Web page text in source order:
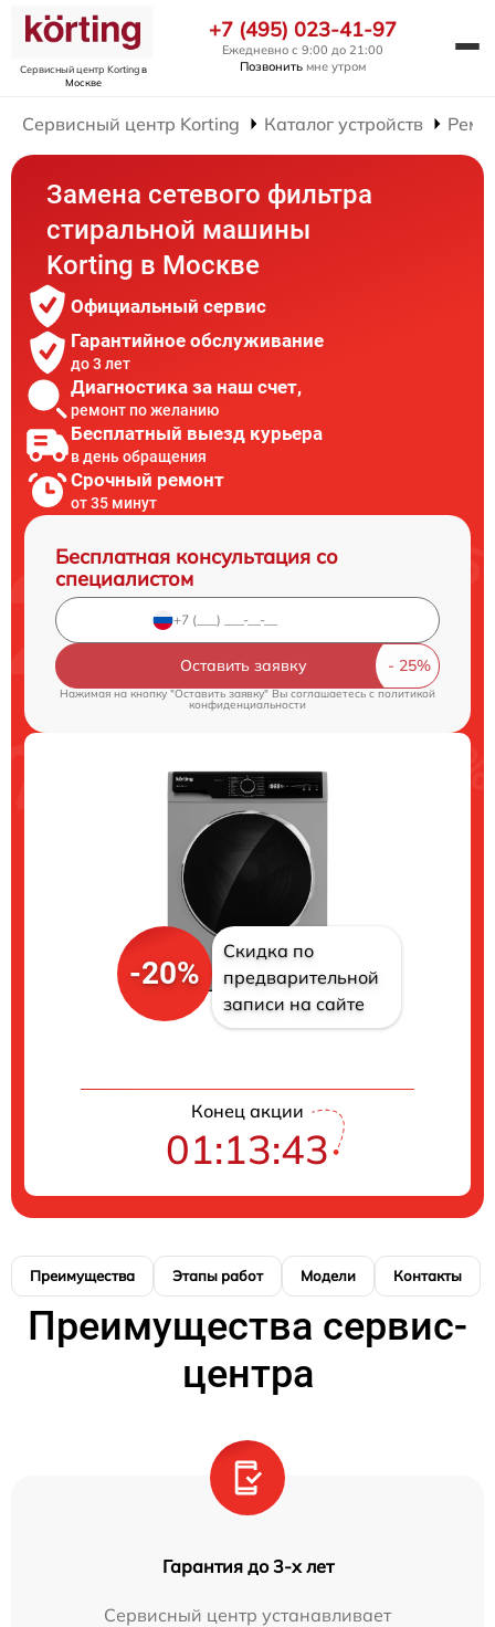
Сервисный центр Kortingв
Москве
+7 (495) 023-41-97
Ежедневно с 9:00 до 21:00
Позвонить мне утром
Сервисный центр Korting Каталог устройств
Замена сетевого фильтра
стиральной машины
Korting в Москве
Официальный сервис
Гарантийное обслуживание
до 3 лет
Диагностика за наш счет,
ремонт по желанию
Бесплатный выезд курьера
в день обращения
Срочный ремонт
от 35 минут
Бесплатная консультация со
специалистом
Оставить заявку
Нажимая на кнопку "Оставить заявку" Вы соглашаетесь cполитикой
конфиденциальности
-20%
Скидка по
предварительной
записи на сайте
Конец акции
01:13:42
Преимущества Этапы работ Модели Контакты
Преимущества сервис-
центра
Гарантия до 3-х лет
Сервисный центр устанавливает